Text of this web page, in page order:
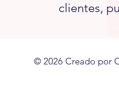
clientes,
© 2026 Creado por